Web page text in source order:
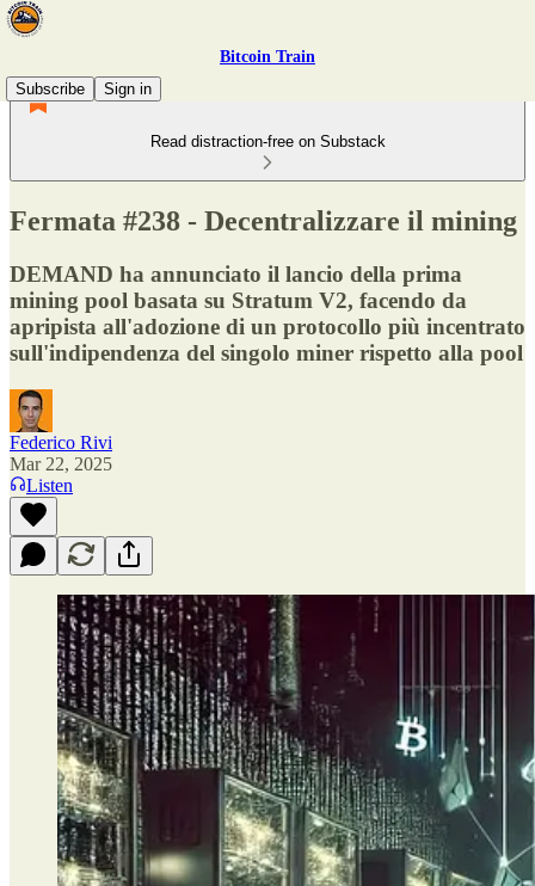
Bitcoin Train
Subscribe
Sign in
Read distraction-free on Substack
Fermata #238 - Decentralizzare il mining
DEMAND ha annunciato il lancio della prima
mining pool basata su Stratum V2, facendo da
apripista all'adozione di un protocollo più incentrato
sull'indipendenza del singolo miner rispetto alla pool
Federico Rivi
Mar 22, 2025
Listen